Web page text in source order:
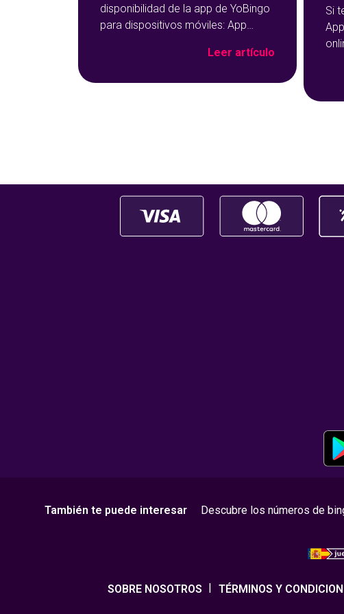
disponibilidad de la app de YoBingo
para dispositivos móviles: App
azul con detalles geométricos.
Leer artículo
Si
También te puede interesar Descubre los números de
SOBRE NOSOTROS TÉRMINOS Y